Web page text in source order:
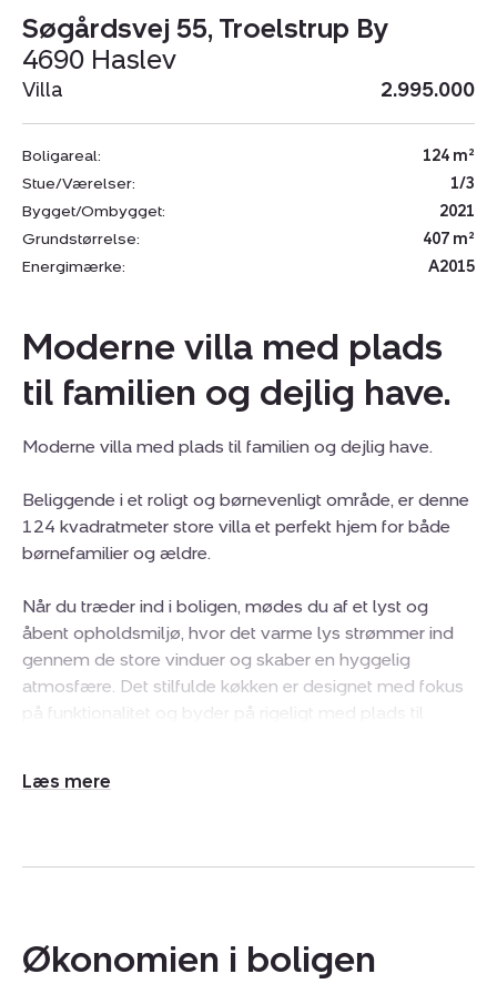
Søgårdsvej 55, Troelstrup By
4690 Haslev
Villa 2.995.000
Boligareal:
124 m²
Stue/Værelser:
1/3
Bygget/Ombygget:
2021
Grundstørrelse:
407 m²
Energimærke:
A2015
Moderne villa med plads
til familien og dejlig have.
Moderne villa med plads til familien og dejlig have.
Beliggende i et roligt og børnevenligt område, er denne
124 kvadratmeter store villa et perfekt hjem for både
børnefamilier og ældre.
Når du træder ind i boligen, mødes du af et lyst og
åbent opholdsmiljø, hvor det varme lys strømmer ind
gennem de store vinduer og skaber en hyggelig
atmosfære. Det stilfulde køkken er designet med fokus
på funktionalitet og byder på rigeligt med plads til
ideelt til familiemiddage.
mulighed for at indrette sig, så det passer til familiens
Det elegante badeværelse er udstyret med moderne
Økonomien i boligen